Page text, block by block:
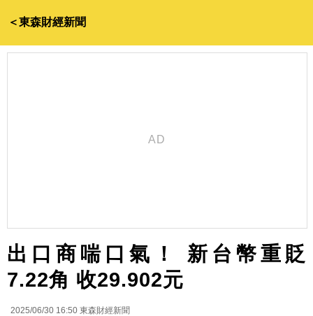
＜東森財經新聞
出口商喘口氣！ 新台幣重貶
7.22角 收29.902元
2025/06/30 16:50 東森財經新聞